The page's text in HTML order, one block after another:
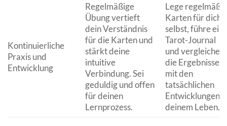
Kontinuierliche
Praxis und
Entwicklung
Regelmäßige
Übung vertieft
dein Verständnis
für die Karten und
stärkt deine
intuitive
Verbindung. Sei
geduldig und offen
für deinen
Lernprozess.
Lege regelmäßig
Karten für dich
selbst, führe ein
Tarot-Journal
und vergleiche
die Ergebnisse
mit den
tatsächlichen
Entwicklungen
deinem Leben.